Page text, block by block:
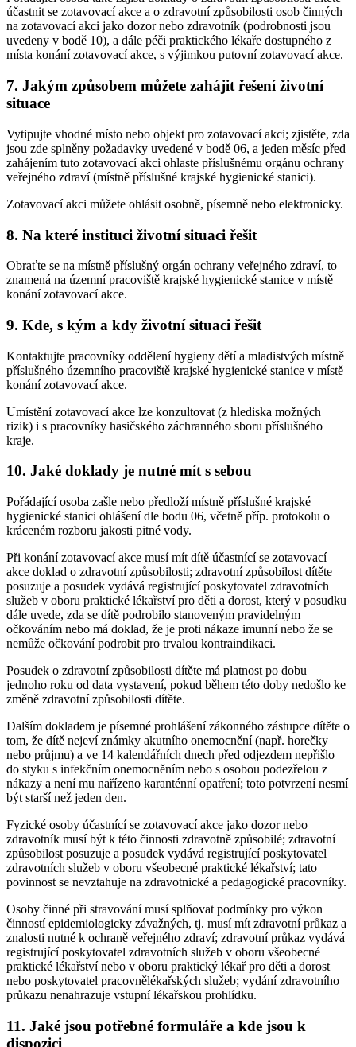
účastnit se zotavovací akce a o zdravotní způsobilosti osob činných
na zotavovací akci jako dozor nebo zdravotník (podrobnosti jsou
uvedeny v bodě 10), a dále péči praktického lékaře dostupného z
místa konání zotavovací akce, s výjimkou putovní zotavovací akce.
7. Jakým způsobem můžete zahájit řešení životní
situace
Vytipujte vhodné místo nebo objekt pro zotavovací akci; zjistěte, zda
jsou zde splněny požadavky uvedené v bodě 06, a jeden měsíc před
zahájením tuto zotavovací akci ohlaste příslušnému orgánu ochrany
veřejného zdraví (místně příslušné krajské hygienické stanici).
Zotavovací akci můžete ohlásit osobně, písemně nebo elektronicky.
8. Na které instituci životní situaci řešit
Obraťte se na místně příslušný orgán ochrany veřejného zdraví, to
znamená na územní pracoviště krajské hygienické stanice v místě
konání zotavovací akce.
9. Kde, s kým a kdy životní situaci řešit
Kontaktujte pracovníky oddělení hygieny dětí a mladistvých místně
příslušného územního pracoviště krajské hygienické stanice v místě
konání zotavovací akce.
Umístění zotavovací akce lze konzultovat (z hlediska možných
rizik) i s pracovníky hasičského záchranného sboru příslušného
kraje.
10. Jaké doklady je nutné mít s sebou
Pořádající osoba zašle nebo předloží místně příslušné krajské
hygienické stanici ohlášení dle bodu 06, včetně příp. protokolu o
kráceném rozboru jakosti pitné vody.
Při konání zotavovací akce musí mít dítě účastnící se zotavovací
akce doklad o zdravotní způsobilosti; zdravotní způsobilost dítěte
posuzuje a posudek vydává registrující poskytovatel zdravotních
služeb v oboru praktické lékařství pro děti a dorost, který v posudku
dále uvede, zda se dítě podrobilo stanoveným pravidelným
očkováním nebo má doklad, že je proti nákaze imunní nebo že se
nemůže očkování podrobit pro trvalou kontraindikaci.
Posudek o zdravotní způsobilosti dítěte má platnost po dobu
jednoho roku od data vystavení, pokud během této doby nedošlo ke
změně zdravotní způsobilosti dítěte.
Dalším dokladem je písemné prohlášení zákonného zástupce dítěte o
tom, že dítě nejeví známky akutního onemocnění (např. horečky
nebo průjmu) a ve 14 kalendářních dnech před odjezdem nepřišlo
do styku s infekčním onemocněním nebo s osobou podezřelou z
nákazy a není mu nařízeno karanténní opatření; toto potvrzení nesmí
být starší než jeden den.
Fyzické osoby účastnící se zotavovací akce jako dozor nebo
zdravotník musí být k této činnosti zdravotně způsobilé; zdravotní
způsobilost posuzuje a posudek vydává registrující poskytovatel
zdravotních služeb v oboru všeobecné praktické lékařství; tato
povinnost se nevztahuje na zdravotnické a pedagogické pracovníky.
Osoby činné při stravování musí splňovat podmínky pro výkon
činností epidemiologicky závažných, tj. musí mít zdravotní průkaz a
znalosti nutné k ochraně veřejného zdraví; zdravotní průkaz vydává
registrující poskytovatel zdravotních služeb v oboru všeobecné
praktické lékařství nebo v oboru praktický lékař pro děti a dorost
nebo poskytovatel pracovnělékařských služeb; vydání zdravotního
průkazu nenahrazuje vstupní lékařskou prohlídku.
11. Jaké jsou potřebné formuláře a kde jsou k
dispozici